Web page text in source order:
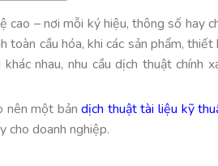
cao – nơi mỗi ký hiệu, thông số hay
toàn cầu hóa, khi các sản phẩm, thiết
nhau, nhu cầu dịch thuật chính
nên một bảndịch thuật tài liệu kỹ
cho doanh nghiệp.